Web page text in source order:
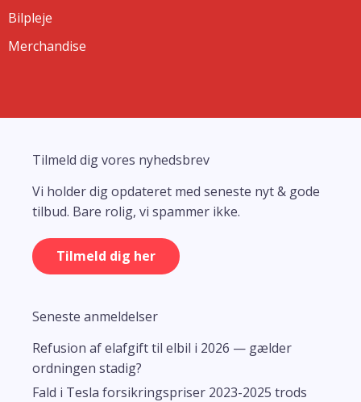
Bilpleje
Merchandise
Tilmeld dig vores nyhedsbrev
Vi holder dig opdateret med seneste nyt & gode
tilbud. Bare rolig, vi spammer ikke.
Tilmeld dig her
Seneste anmeldelser
Refusion af elafgift til elbil i 2026 — gælder
ordningen stadig?
Fald i Tesla forsikringspriser 2023-2025 trods